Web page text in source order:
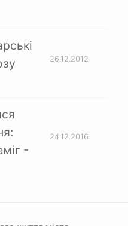
26.12.2012
-
24.12.2016